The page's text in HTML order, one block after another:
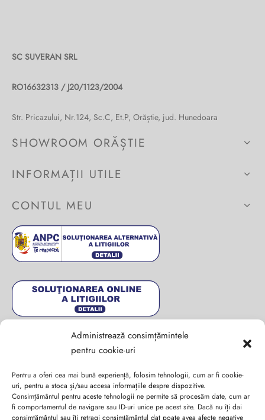
Administrează consimțămintele
pentru cookie-uri
Pentru a oferi cea mai bună experiență, folosim tehnologii, cum ar fi cookie-
uri, pentru a stoca și/sau accesa informațiile despre dispozitive.
Consimțământul pentru aceste tehnologii ne permite să procesăm date, cum ar
fi comportamentul de navigare sau ID-uri unice pe acest site. Dacă nu îți dai
consimțământul sau îți retragi consimțământul dat poate avea afecte negative
SC SUVERAN SRL
RO16632313 / J20/1123/2004
Str. Pricazului, Nr.124, Sc.C, Et.P, Orăștie, jud. Hunedoara
SHOWROOM ORĂȘTIE
INFORMAȚII UTILE
CONTUL MEU